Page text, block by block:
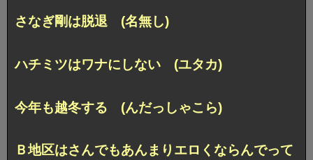
さなぎ剛は脱退 (名無し)
ハチミツはワナにしない (ユタカ)
今年も越冬する (んだっしゃこら)
Ｂ地区はさんでもあんまりエロくならんでって